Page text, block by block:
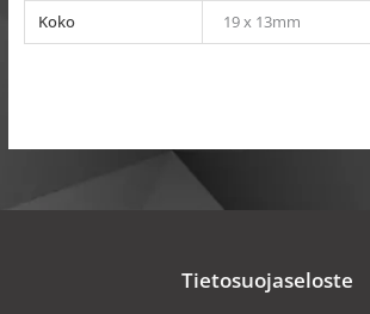
Koko
19 x 13mm
Tietosuojaseloste